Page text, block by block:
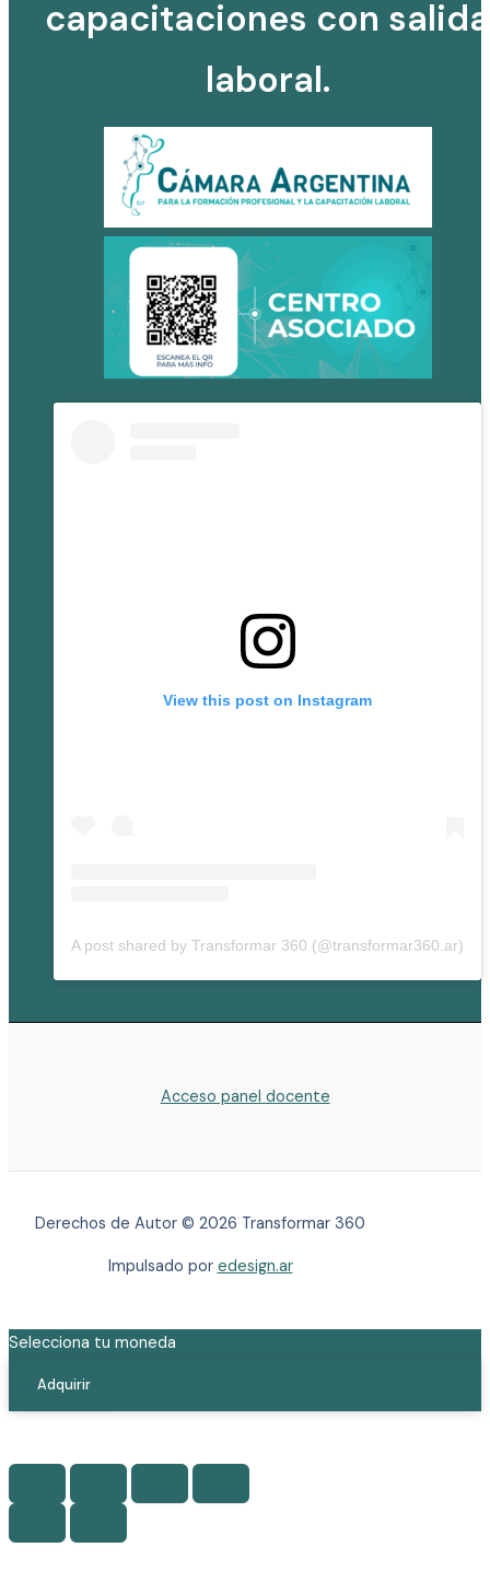
capacitaciones con salida
laboral.
View this post on Instagram
A post shared by Transformar 360 (@transformar360.ar)
Acceso panel docente
Derechos de Autor © 2026 Transformar 360
Impulsado por edesign.ar
Selecciona tu moneda
Adquirir